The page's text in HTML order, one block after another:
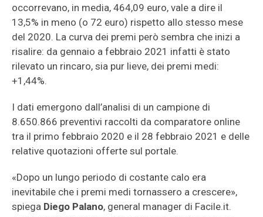
occorrevano, in media, 464,09 euro, vale a dire il
13,5% in meno (o 72 euro) rispetto allo stesso mese
del 2020. La curva dei premi però sembra che inizi a
risalire: da gennaio a febbraio 2021 infatti è stato
rilevato un rincaro, sia pur lieve, dei premi medi:
+1,44%.
I dati emergono dall’analisi di un campione di
8.650.866 preventivi raccolti da comparatore online
tra il primo febbraio 2020 e il 28 febbraio 2021 e delle
relative quotazioni offerte sul portale.
«Dopo un lungo periodo di costante calo era
inevitabile che i premi medi tornassero a crescere»,
spiega Diego Palano, general manager di Facile.it.